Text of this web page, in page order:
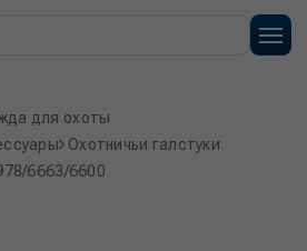
для охоты
Охотничьи галстуки
6663/6600